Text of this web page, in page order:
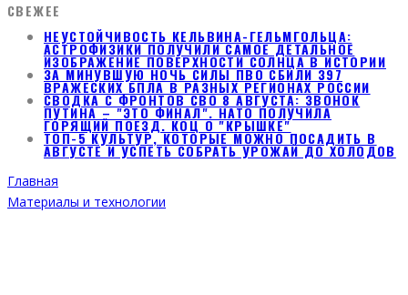
СВЕЖЕЕ
НЕУСТОЙЧИВОСТЬ КЕЛЬВИНА-ГЕЛЬМГОЛЬЦА:
АСТРОФИЗИКИ ПОЛУЧИЛИ САМОЕ ДЕТАЛЬНОЕ
ИЗОБРАЖЕНИЕ ПОВЕРХНОСТИ СОЛНЦА В ИСТОРИИ
ЗА МИНУВШУЮ НОЧЬ СИЛЫ ПВО СБИЛИ 397
ВРАЖЕСКИХ БПЛА В РАЗНЫХ РЕГИОНАХ РОССИИ
СВОДКА С ФРОНТОВ СВО 8 АВГУСТА: ЗВОНОК
ПУТИНА – "ЭТО ФИНАЛ". НАТО ПОЛУЧИЛА
ГОРЯЩИЙ ПОЕЗД. КОЦ О "КРЫШКЕ"
ТОП-5 КУЛЬТУР, КОТОРЫЕ МОЖНО ПОСАДИТЬ В
АВГУСТЕ И УСПЕТЬ СОБРАТЬ УРОЖАЙ ДО ХОЛОДОВ
Главная
Материалы и технологии